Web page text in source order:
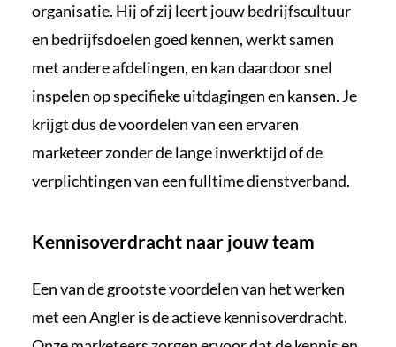
organisatie. Hij of zij leert jouw bedrijfscultuur
en bedrijfsdoelen goed kennen, werkt samen
met andere afdelingen, en kan daardoor snel
inspelen op specifieke uitdagingen en kansen. Je
krijgt dus de voordelen van een ervaren
marketeer zonder de lange inwerktijd of de
verplichtingen van een fulltime dienstverband.
Kennisoverdracht naar jouw team
Een van de grootste voordelen van het werken
met een Angler is de actieve kennisoverdracht.